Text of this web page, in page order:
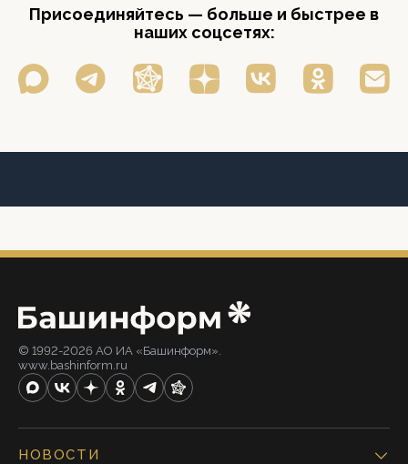
Присоединяйтесь — больше и быстрее в
наших соцсетях:
© 1992-2026 АО ИА «Башинформ».
www.bashinform.ru
НОВОСТИ